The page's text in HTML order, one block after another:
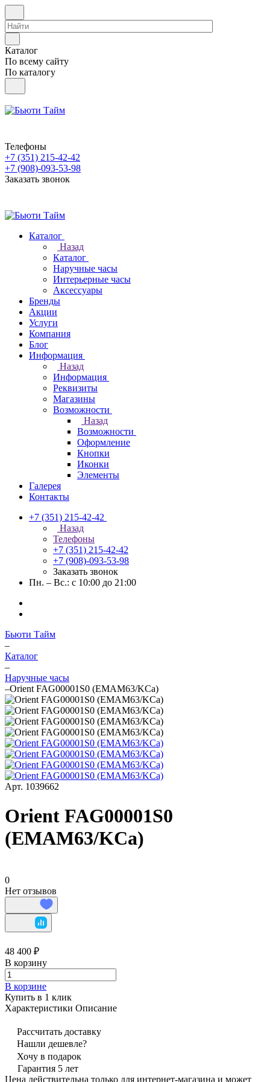
Каталог
По всему сайту
По каталогу
Телефоны
+7 (351) 215-42-42
+7 (908)-093-53-98
Заказать звонок
Каталог
Назад
Каталог
Наручные часы
Интерьерные часы
Аксессуары
Бренды
Акции
Услуги
Компания
Блог
Информация
Назад
Информация
Реквизиты
Магазины
Возможности
Назад
Возможности
Оформление
Кнопки
Иконки
Элементы
Галерея
Контакты
+7 (351) 215-42-42
Назад
Телефоны
+7 (351) 215-42-42
+7 (908)-093-53-98
Заказать звонок
Пн. – Вс.: с 10:00 до 21:00
Бьюти Тайм
–
Каталог
–
Наручные часы
–Orient FAG00001S0 (EMAM63/KCa)
Арт. 1039662
Orient FAG00001S0
(EMAM63/KCa)
0
Нет отзывов
48 400 ₽
В корзину
В корзине
Купить в 1 клик
Характеристики Описание
Рассчитать доставку
Нашли дешевле?
Хочу в подарок
Гарантия 5 лет
Цена действительна только для интернет-магазина и может